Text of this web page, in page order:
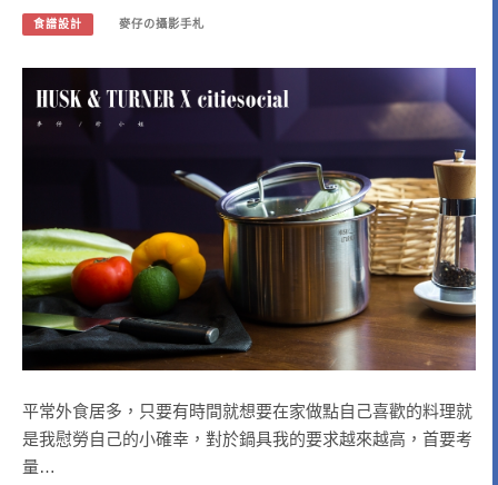
食譜設計 麥仔の攝影手札
平常外食居多，只要有時間就想要在家做點自己喜歡的料理就
是我慰勞自己的小確幸，對於鍋具我的要求越來越高，首要考
量…